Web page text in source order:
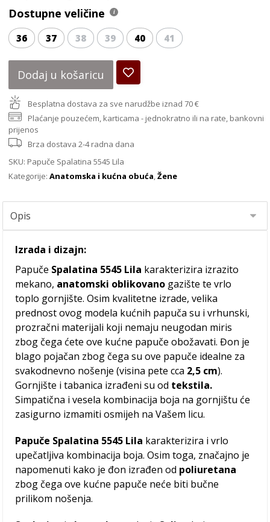
Dostupne veličine
36 37 38 39 40 41
Dodaj u košaricu
Besplatna dostava za sve narudžbe iznad 70 €
Plaćanje pouzećem, karticama - jednokratno ili na rate, bankovni
prijenos
Brza dostava 2-4 radna dana
SKU: Papuče Spalatina 5545 Lila
Kategorije:Anatomska i kućna obuća,Žene
Izrada i dizajn:
Papuče Spalatina 5545 Lila karakterizira izrazito
mekano, anatomski oblikovano gazište te vrlo
toplo gornjište. Osim kvalitetne izrade, velika
prednost ovog modela kućnih papuča su i vrhunski,
prozračni materijali koji nemaju neugodan miris
zbog čega ćete ove kućne papuče obožavati. Đon je
blago pojačan zbog čega su ove papuče idealne za
svakodnevno nošenje (visina pete cca 2,5 cm).
Gornjište i tabanica izrađeni su od tekstila.
Simpatična i vesela kombinacija boja na gornjištu će
zasigurno izmamiti osmijeh na Vašem licu.
Papuče Spalatina 5545 Lila karakterizira i vrlo
upečatljiva kombinacija boja. Osim toga, značajno je
napomenuti kako je đon izrađen od poliuretana
zbog čega ove kućne papuče neće biti bučne
prilikom nošenja.